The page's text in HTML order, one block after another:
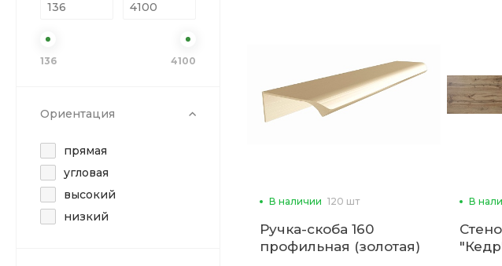
136 4100
Ориентация
прямая
угловая
высокий
низкий
В наличии 120 шт
Ручка-скоба 160
профильная (золотая)
В